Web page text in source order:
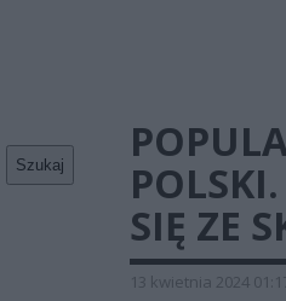
Szukaj
SIĘ ZE
13 kwietnia 2024